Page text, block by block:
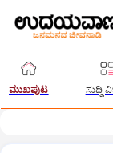
ಮುಖಪುಟ ಸುದ್ದಿ